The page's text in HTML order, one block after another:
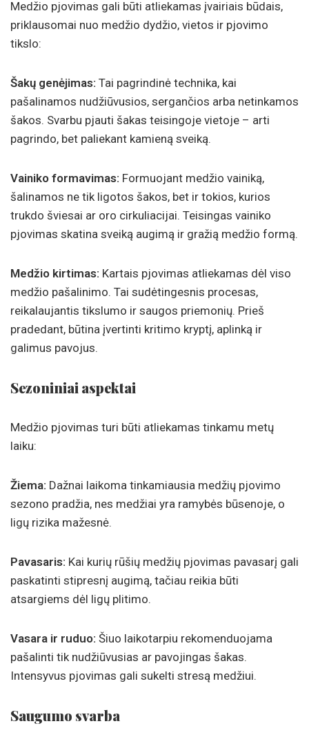
Medžio pjovimas gali būti atliekamas įvairiais būdais,
priklausomai nuo medžio dydžio, vietos ir pjovimo
tikslo:
Šakų genėjimas: Tai pagrindinė technika, kai
pašalinamos nudžiūvusios, sergančios arba netinkamos
šakos. Svarbu pjauti šakas teisingoje vietoje – arti
pagrindo, bet paliekant kamieną sveiką.
Vainiko formavimas: Formuojant medžio vainiką,
šalinamos ne tik ligotos šakos, bet ir tokios, kurios
trukdo šviesai ar oro cirkuliacijai. Teisingas vainiko
pjovimas skatina sveiką augimą ir gražią medžio formą.
Medžio kirtimas: Kartais pjovimas atliekamas dėl viso
medžio pašalinimo. Tai sudėtingesnis procesas,
reikalaujantis tikslumo ir saugos priemonių. Prieš
pradedant, būtina įvertinti kritimo kryptį, aplinką ir
galimus pavojus.
Sezoniniai aspektai
Medžio pjovimas turi būti atliekamas tinkamu metų
laiku:
Žiema: Dažnai laikoma tinkamiausia medžių pjovimo
sezono pradžia, nes medžiai yra ramybės būsenoje, o
ligų rizika mažesnė.
Pavasaris: Kai kurių rūšių medžių pjovimas pavasarį gali
paskatinti stipresnį augimą, tačiau reikia būti
atsargiems dėl ligų plitimo.
Vasara ir ruduo: Šiuo laikotarpiu rekomenduojama
pašalinti tik nudžiūvusias ar pavojingas šakas.
Intensyvus pjovimas gali sukelti stresą medžiui.
Saugumo svarba